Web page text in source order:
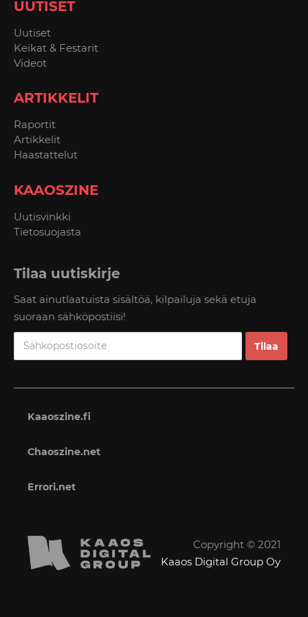
UUTISET
Uutiset
Keikat & Festarit
Videot
ARTIKKELIT
Raportit
Artikkelit
Haastattelut
KAAOSZINE
Uutisvinkki
Tietosuojasta
Tilaa uutiskirje
Saat ainutlaatuista sisältöä, kilpailuja sekä etuja
suoraan sähköpostiisi!
Kaaoszine.fi
Chaoszine.net
Errori.net
Copyright © 2021
Kaaos Digital Group Oy